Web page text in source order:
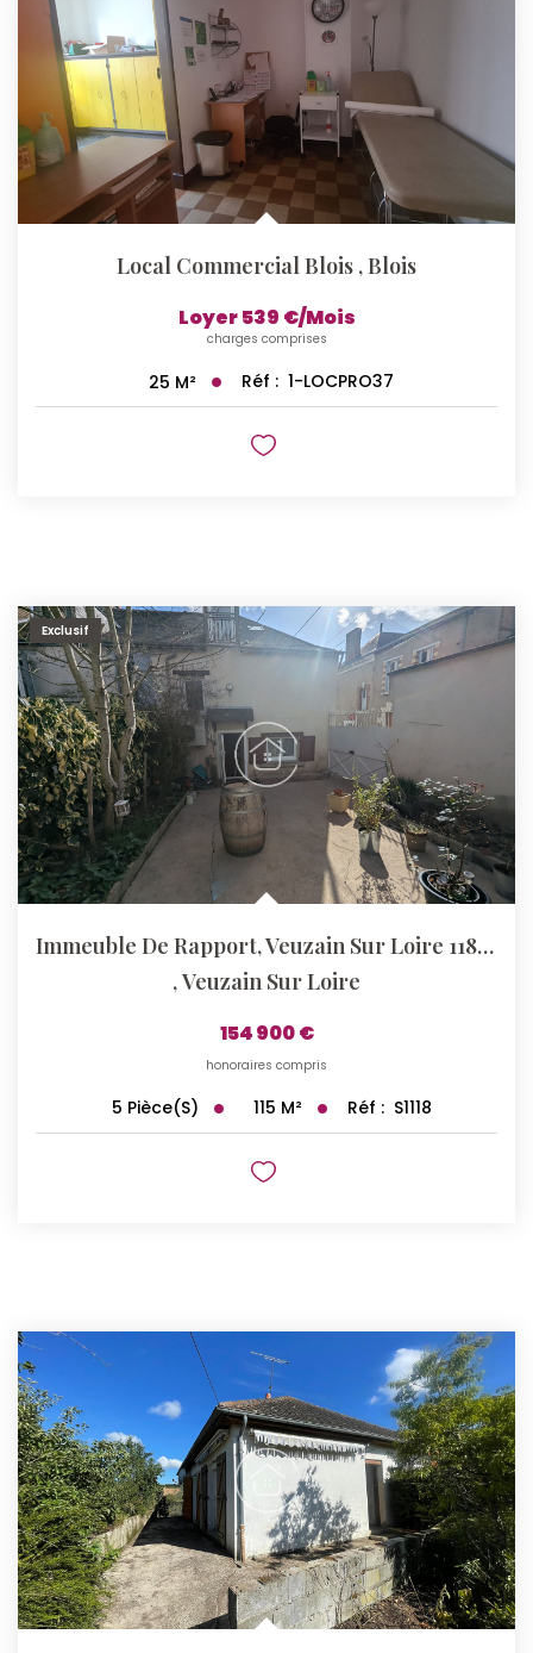
Local Commercial Blois ,Blois
Loyer 539 €/mois
charges comprises
25 M² Réf : 1-LOCPRO37
Exclusif
Immeuble De Rapport, Veuzain Sur Loire 118 M2
,Veuzain Sur Loire
154 900 €
honoraires compris
5 Pièce(s) 115 M² Réf : S1118